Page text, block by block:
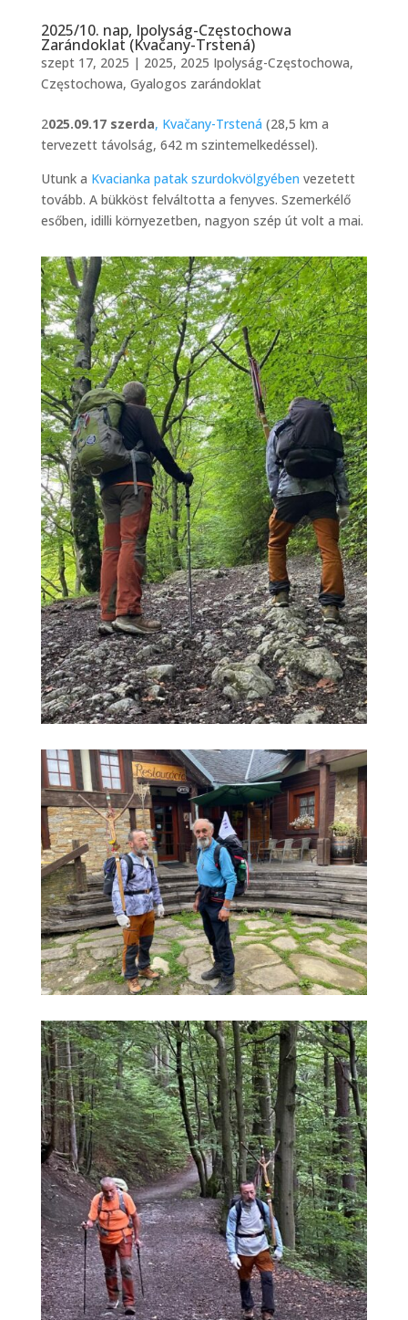
2025/10. nap, Ipolyság-Częstochowa
Zarándoklat (Kvačany-Trstená)
szept 17, 2025 | 2025, 2025 Ipolyság-Częstochowa,
Częstochowa, Gyalogos zarándoklat
2025.09.17 szerda, Kvačany-Trstená (28,5 km a
tervezett távolság, 642 m szintemelkedéssel).
Utunk a Kvacianka patak szurdokvölgyében vezetett
tovább. A bükköst felváltotta a fenyves. Szemerkélő
esőben, idilli környezetben, nagyon szép út volt a mai.